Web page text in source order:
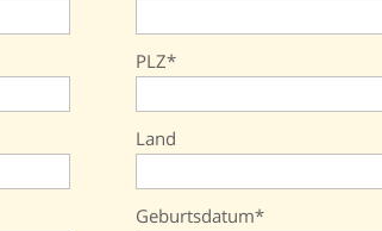
PLZ
Land
Geburtsdatum